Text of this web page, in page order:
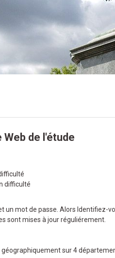
Web de l'étude
difficulté
un mot de passe. Alors Identifiez-
sont mises à jour réguliérement.
géographiquement sur 4